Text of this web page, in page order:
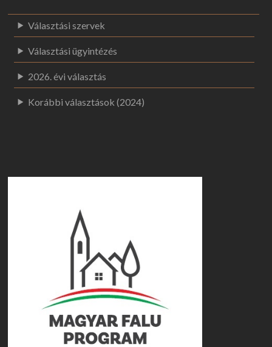
Választási szervek
Választási ügyintézés
2026. évi választás
Korábbi választások (2024)